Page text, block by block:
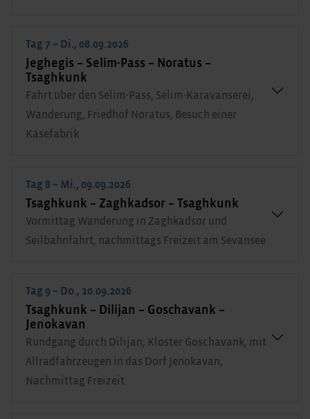
Tag 7 – Di., 08.09.2026
Jeghegis – Selim-Pass – Noratus –
Tsaghkunk
Fahrt über den Selim-Pass, Selim-Karavanserei,
Wanderung, Friedhof Noratus, Besuch einer
Käsefabrik
Tag 8 – Mi., 09.09.2026
Tsaghkunk – Zaghkadsor – Tsaghkunk
Vormittag Wanderung in Zaghkadsor und
Seilbahnfahrt, nachmittags Freizeit am Sevansee
Tag 9 – Do., 10.09.2026
Tsaghkunk – Dilijan – Goschavank –
Jenokavan
Rundgang durch Dilijan, Kloster Goschavank, mit
Allradfahrzeugen in das Dorf Jenokavan,
Nachmittag Freizeit